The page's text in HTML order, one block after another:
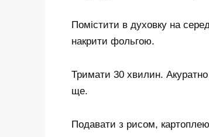
Помістити в духовку на
накрити фольгою.
Тримати 30 хвилин.
ще.
Подавати з рисом,